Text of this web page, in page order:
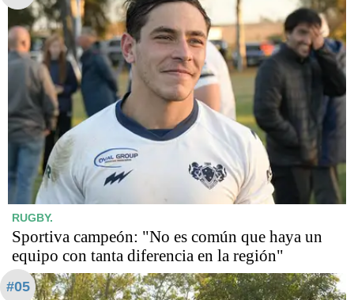
RUGBY.
Sportiva campeón: "No es común que haya un
equipo con tanta diferencia en la región"
#05